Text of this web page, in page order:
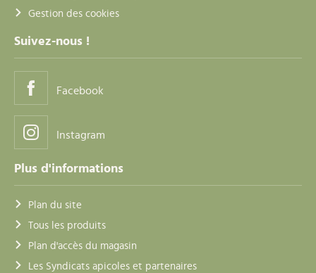
Gestion des cookies
Suivez-nous !
Facebook
Instagram
Plus d'informations
Plan du site
Tous les produits
Plan d'accès du magasin
Les Syndicats apicoles et partenaires